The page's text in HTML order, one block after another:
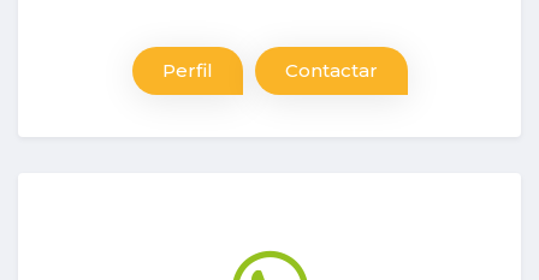
Perfil Contactar